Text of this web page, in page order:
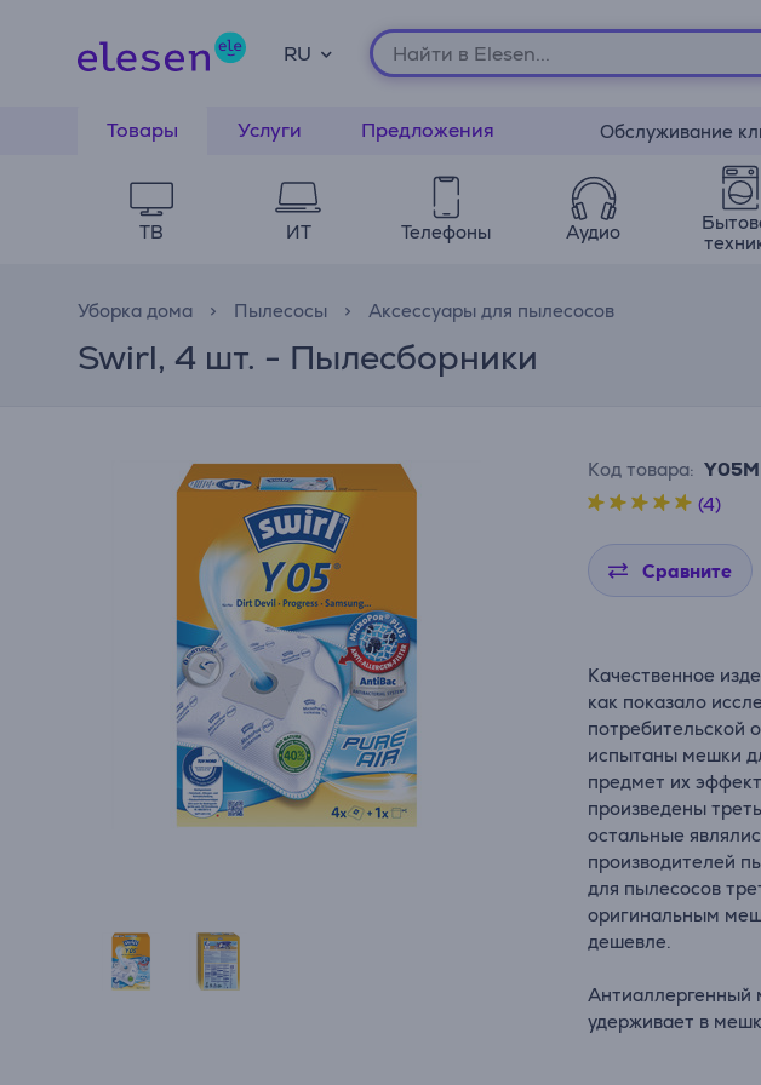
RU
Товары Услуги Предложения Обслуживание
ТВ ИТ Телефоны Аудио
Уборка дома Пылесосы Аксессуары для пылесосов
Swirl, 4 шт. - Пылесборники
Код товара: Y05M
(4)
Сравните
Качественное
как показало
потребительской
испытаны мешки
предмет их
произведены
остальные
производителей
для пылесосов
оригинальным
дешевле.
Антиаллергенный
удерживает в